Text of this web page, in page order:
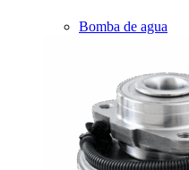
Bomba de agua